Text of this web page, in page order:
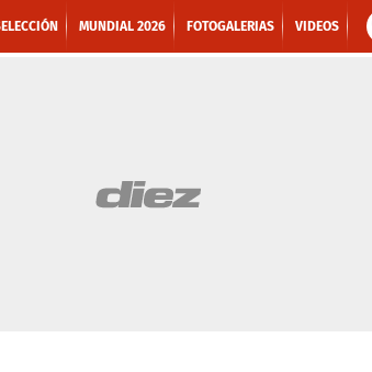
MUNDIAL 2026 FOTOGALERIAS VIDEOS